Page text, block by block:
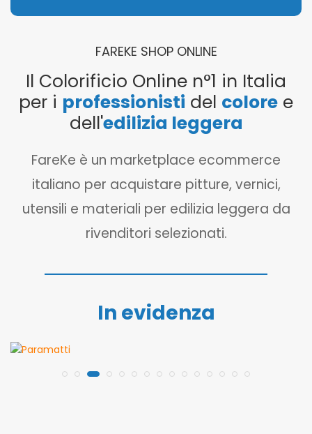
FAREKE SHOP ONLINE
Il Colorificio Online n°1 in Italia
per i professionisti del colore e
dell'edilizia leggera
FareKe è un marketplace ecommerce
italiano per acquistare pitture, vernici,
utensili e materiali per edilizia leggera da
rivenditori selezionati.
In evidenza